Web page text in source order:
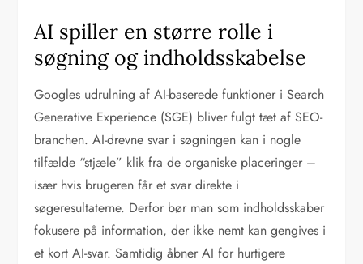
AI spiller en større rolle i
søgning og indholdsskabelse
Googles udrulning af AI-baserede funktioner i Search
Generative Experience (SGE) bliver fulgt tæt af SEO-
branchen. AI-drevne svar i søgningen kan i nogle
tilfælde “stjæle” klik fra de organiske placeringer –
især hvis brugeren får et svar direkte i
søgeresultaterne. Derfor bør man som indholdsskaber
fokusere på information, der ikke nemt kan gengives i
et kort AI-svar. Samtidig åbner AI for hurtigere